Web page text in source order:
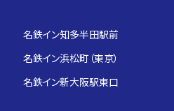
名鉄イン知多半田駅前
名鉄イン浜松町（東京）
名鉄イン新大阪駅東口